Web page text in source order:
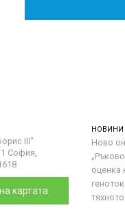
III"
София,
картата
НОВИНИ
Ново
оценка